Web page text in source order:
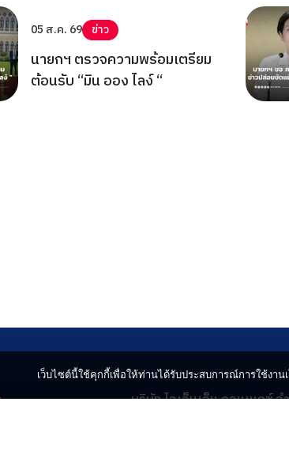
05 ส.ค. 69 ข่าว
นายกฯ ตรวจความพร้อมเตรียม
ต้อนรับ “มิน ออง ไลง์ “
บริษัท ไอเอ็นเอ็น คอนเนกซ์ จ
เว็บไซต์นี้ใช้คุกกี้เพื่อให้ท่านได้รับประสบการณ์การใช้งาน